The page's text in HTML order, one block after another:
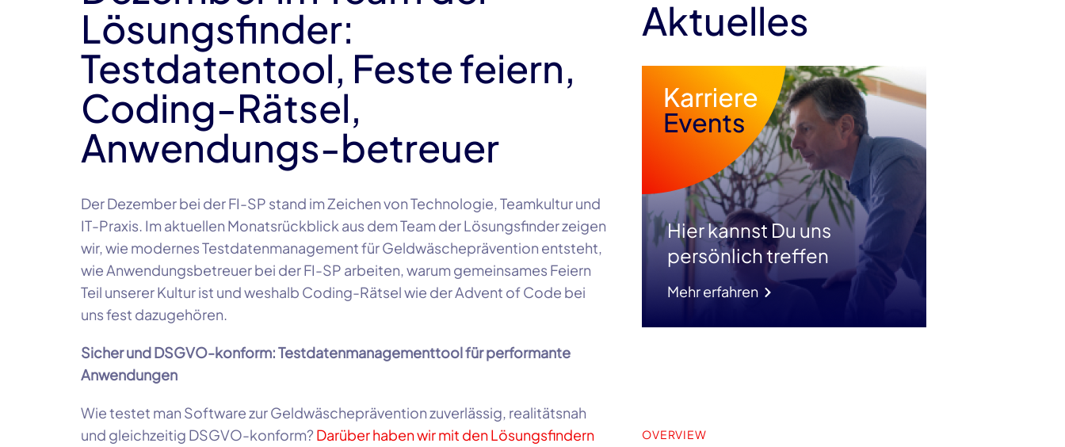
Lösungsfinder:
Testdatentool, Feste feiern,
Coding-Rätsel,
Anwendungs-betreuer
Der Dezember bei der FI-SP stand im Zeichen von Technologie, Teamkultur und
IT-Praxis. Im aktuellen Monatsrückblick aus dem Team der Lösungsfinder zeigen
wir, wie modernes Testdatenmanagement für Geldwäscheprävention entsteht,
wie Anwendungsbetreuer bei der FI-SP arbeiten, warum gemeinsames Feiern
Teil unserer Kultur ist und weshalb Coding-Rätsel wie der Advent of Code bei
uns fest dazugehören.
Sicher und DSGVO-konform: Testdatenmanagementtool für performante
Anwendungen
Wie testet man Software zur Geldwäscheprävention zuverlässig, realitätsnah
und gleichzeitig DSGVO-konform?Darüber haben wir mit den Lösungsfindern
Aktuelles
Hier kannst Du uns
persönlich treffen
Mehr erfahren
OVERVIEW